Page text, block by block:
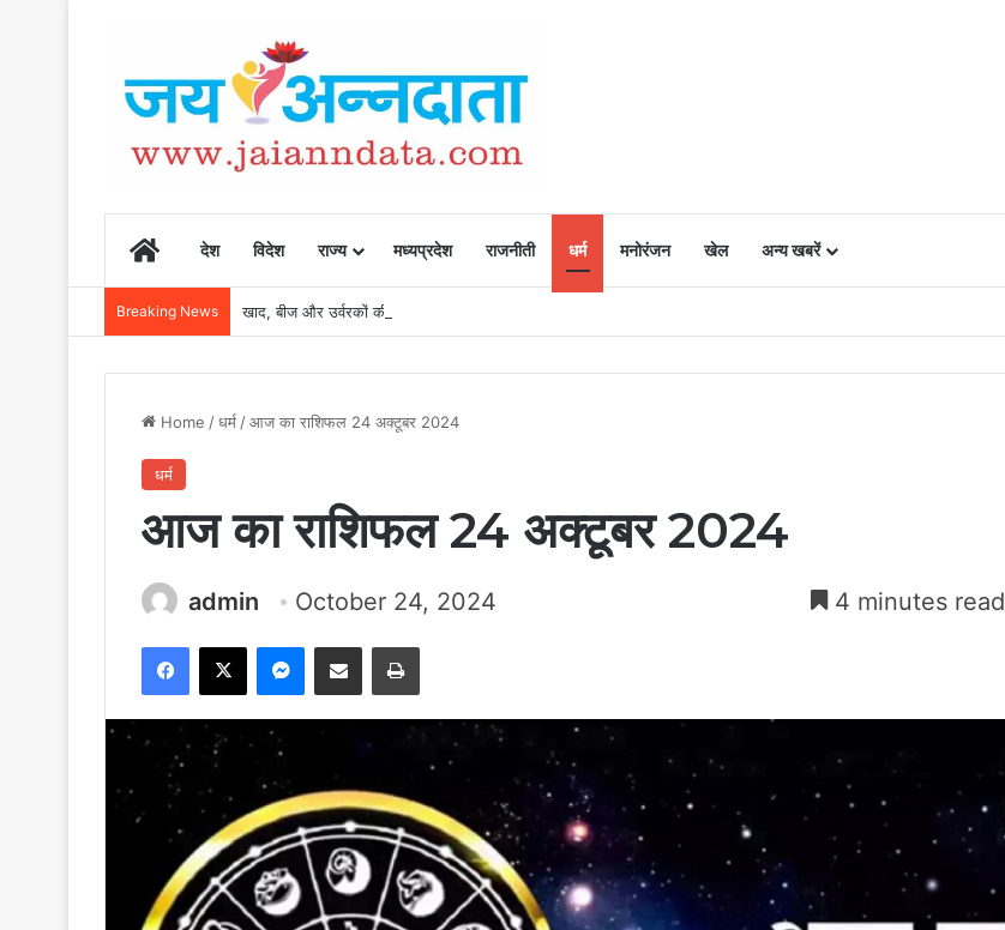
Homeदेश विदेश राज्य मध्यप्रदेश राजनीती धर्म मनोरंजन खेल अन्य खबरें
Breaking News खाद, बीज और उर्वरकों की समय पर उपलब्धता से किसानों में उत्साह, नैनो डीएपी और नैनो यूरिया बने किसानों के भरोसेमंद कृषि साथी…..
Home /धर्म/आज का राशिफल 24 अक्टूबर 2024
धर्म
आज का राशिफल 24 अक्टूबर 2024
admin October 24, 2024 4 minutes read
Facebook
X Messenger
Share via Email Print